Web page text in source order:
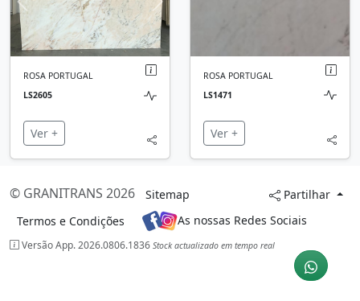
Ant. Seg.
ROSA PORTUGAL
LS2605
Ver +
ROSA PORTUGAL
LS1471
Ver +
Partilhar
© GRANITRANS 2026
Sitemap
Termos e Condições
As nossas Redes Sociais
Versão App. 2026.0806.1836 Stock actualizado em tempo real